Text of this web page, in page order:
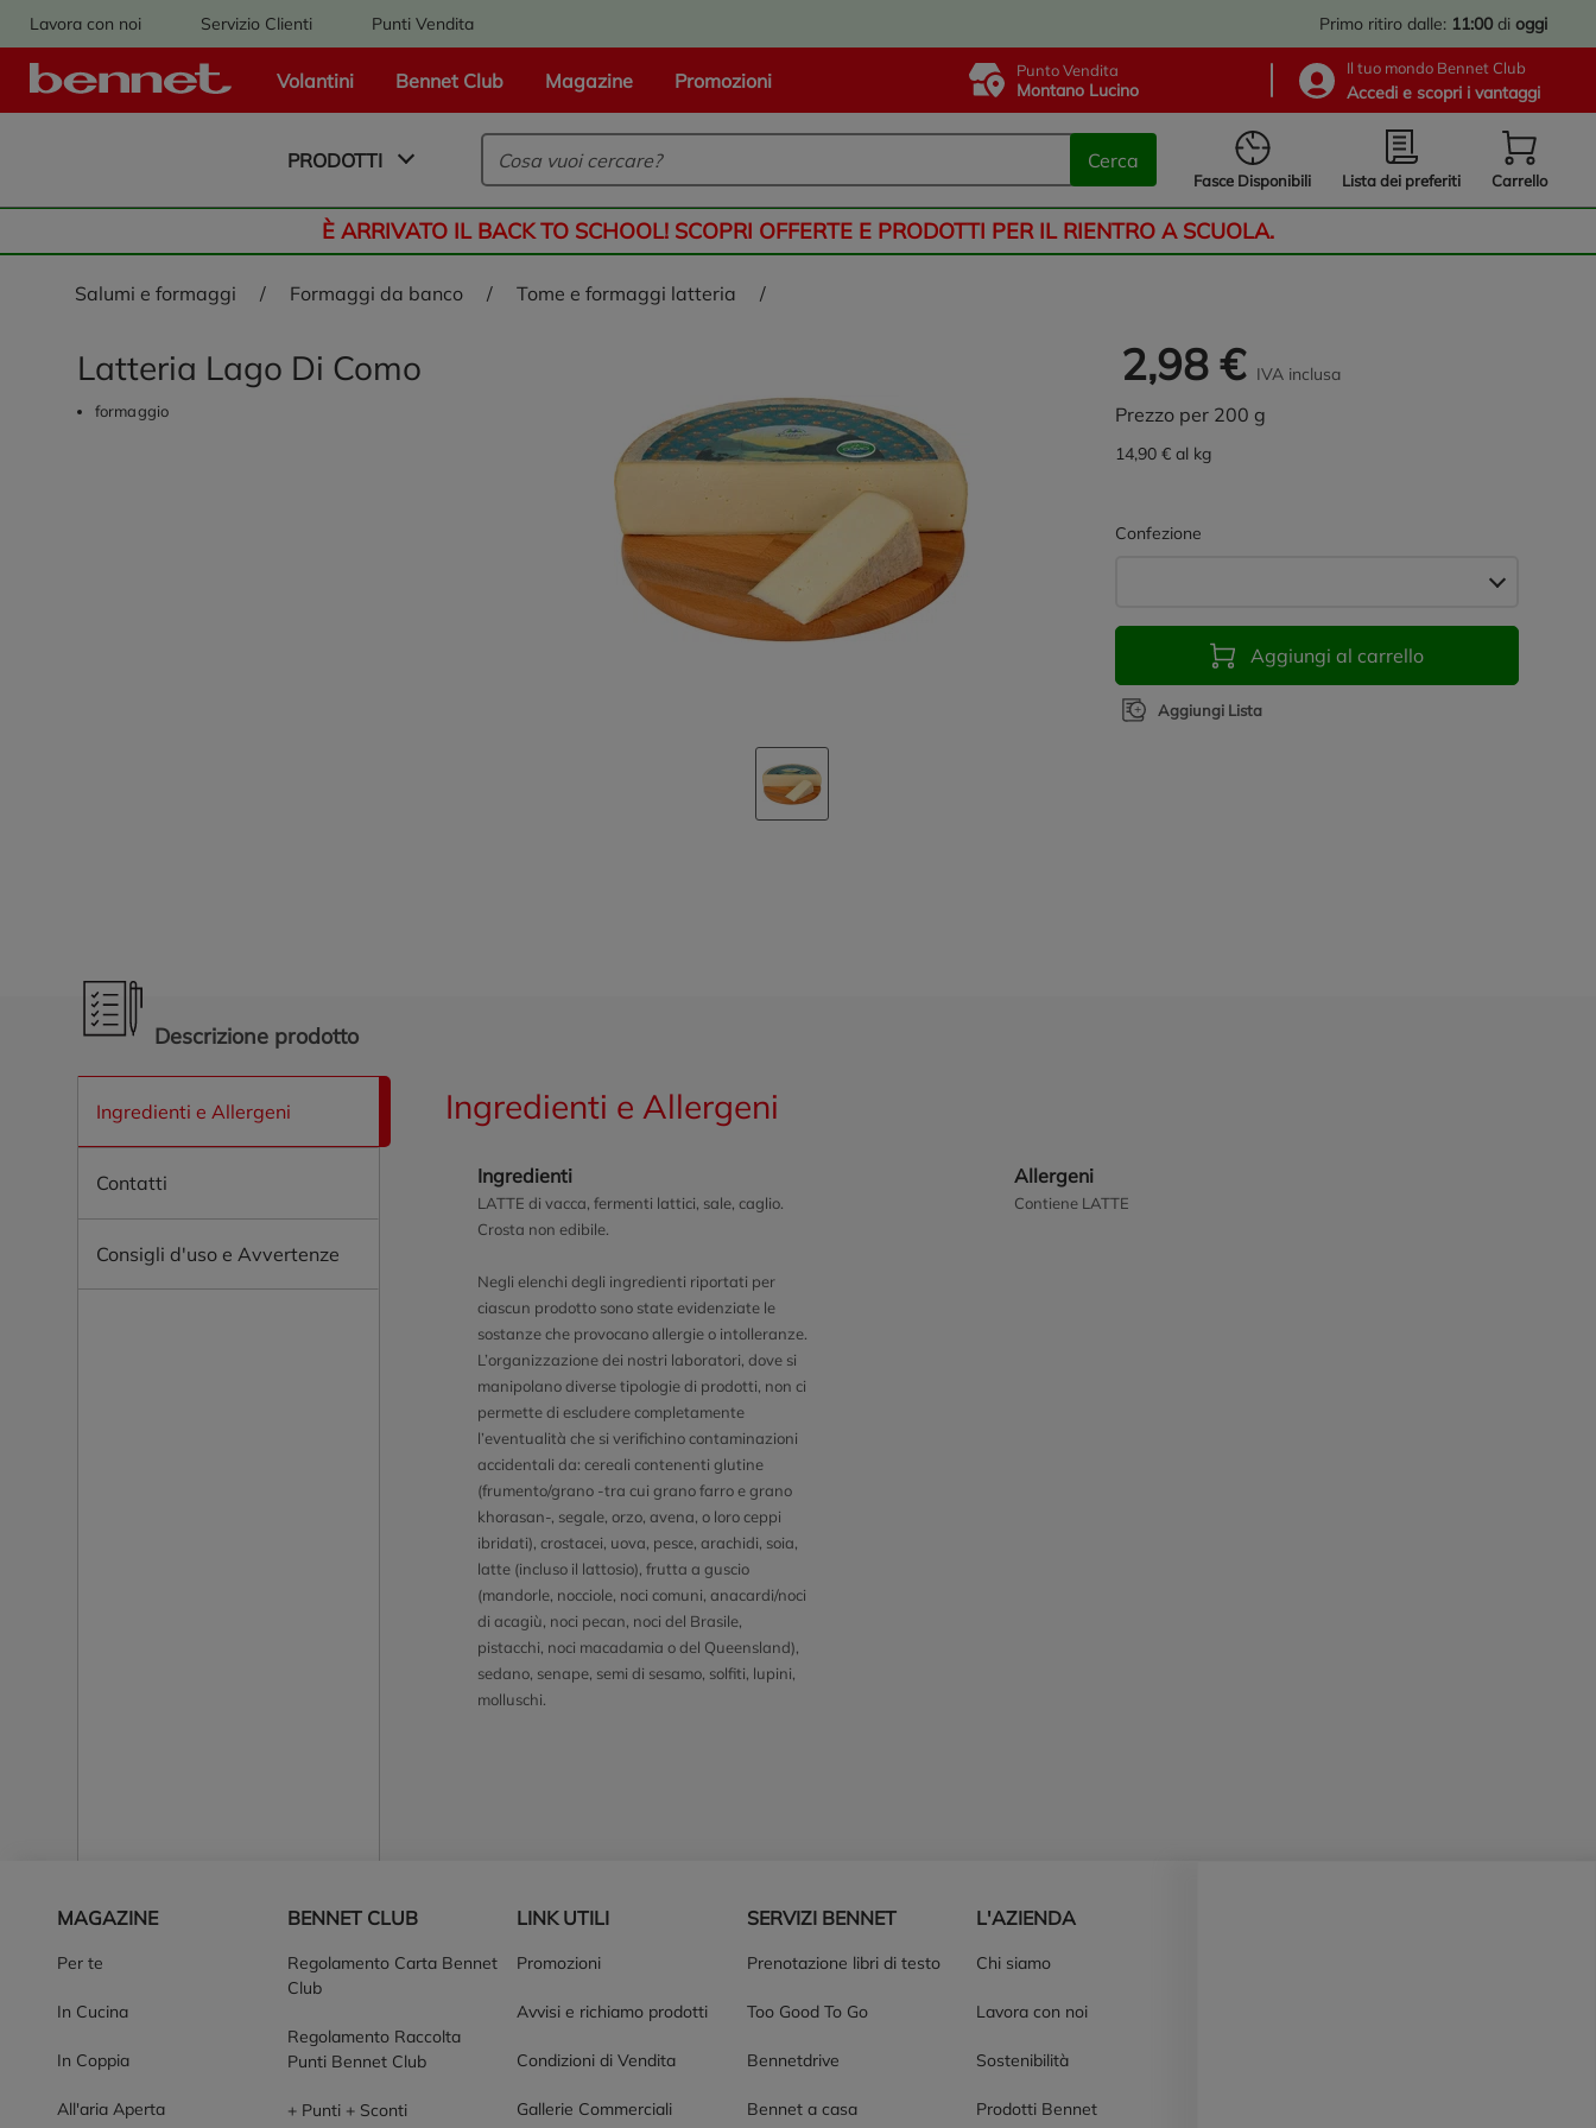
Lavora con noi Servizio Clienti Punti Vendita Primo ritiro dalle: 11:00 di oggi
Volantini Bennet Club Magazine Promozioni Punto Vendita
Montano Lucino
Il tuo mondo Bennet Club
Accedi e scopri i vantaggi
Logo Bennet - Torna alla homepage
PRODOTTI Cerca
Fasce Disponibili Lista dei preferiti Carrello
È ARRIVATO IL BACK TO SCHOOL! SCOPRI OFFERTE E PRODOTTI PER IL RIENTRO A SCUOLA.
salumi e formaggi / formaggi da banco / tome e formaggi latteria /
Latteria Lago Di Como
formaggio
2,98 € IVA inclusa
Prezzo per 200 g
14,90 € al kg
Confezione
Aggiungi al carrello
Aggiungi Lista
Descrizione prodotto
Ingredienti e Allergeni
Contatti
Consigli d'uso e Avvertenze
Ingredienti e Allergeni
Ingredienti
LATTE di vacca, fermenti lattici, sale, caglio.
Crosta non edibile.
Negli elenchi degli ingredienti riportati per
ciascun prodotto sono state evidenziate le
sostanze che provocano allergie o intolleranze.
L’organizzazione dei nostri laboratori, dove si
manipolano diverse tipologie di prodotti, non ci
permette di escludere completamente
l’eventualità che si verifichino contaminazioni
accidentali da: cereali contenenti glutine
(frumento/grano -tra cui grano farro e grano
khorasan-, segale, orzo, avena, o loro ceppi
ibridati), crostacei, uova, pesce, arachidi, soia,
latte (incluso il lattosio), frutta a guscio
(mandorle, nocciole, noci comuni, anacardi/noci
di acagiù, noci pecan, noci del Brasile,
pistacchi, noci macadamia o del Queensland),
sedano, senape, semi di sesamo, solfiti, lupini,
molluschi.
Allergeni
Contiene LATTE
MAGAZINE
Per te
In Cucina
In Coppia
All'aria Aperta
BENNET CLUB
Regolamento Carta Bennet
Club
Regolamento Raccolta
Punti Bennet Club
+ Punti + Sconti
LINK UTILI
Promozioni
Avvisi e richiamo prodotti
Condizioni di Vendita
Gallerie Commerciali
SERVIZI BENNET
Prenotazione libri di testo
Too Good To Go
Bennetdrive
Bennet a casa
L'AZIENDA
Chi siamo
Lavora con noi
Sostenibilità
Prodotti Bennet